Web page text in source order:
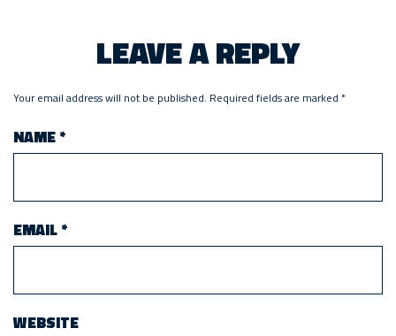
LEAVE A REPLY
Your email address will not be published. Required fields are marked *
NAME*
EMAIL*
WEBSITE